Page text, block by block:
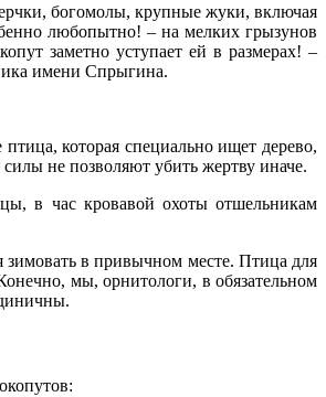
богомолы, крупные жуки, включая
любопытно! – на мелких грызунов
заметно уступает ей в размерах! –
имени Спрыгина.
которая специально ищет дерево,
не позволяют убить жертву иначе.
в час кровавой охоты отшельникам
в привычном месте. Птица для
мы, орнитологи, в обязательном